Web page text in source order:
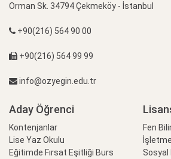
Orman Sk. 34794 Çekmeköy - İstanbul
+90(216) 564 90 00
+90(216) 564 99 99
info@ozyegin.edu.tr
Aday Öğrenci
Kontenjanlar
Lise Yaz Okulu
Eğitimde Fırsat Eşitliği Burs
Fen
Sosyal